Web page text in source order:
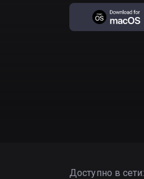
Доступно в сети: